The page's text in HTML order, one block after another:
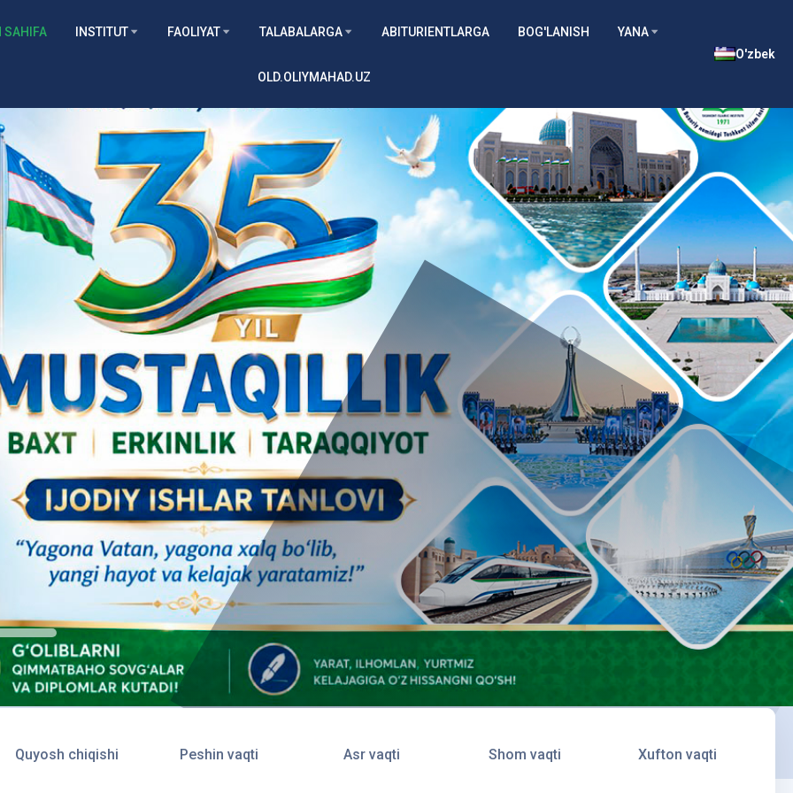
SAHIFA INSTITUT FAOLIYAT TALABALARGA ABITURIENTLARGA BOG'LANISH YANA
OLD.OLIYMAHAD.UZ
O'zbek
Quyosh chiqishi Peshin vaqti Asr vaqti Shom vaqti Xufton vaqti